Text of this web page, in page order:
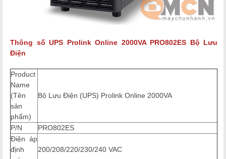
Thông số UPS Prolink Online 2000VA PRO802ES Bộ Lưu
Điện
Product
Name
(Tên
sản
phẩm)
Bộ Lưu Điện (UPS) Prolink Online 2000VA
P/N
PRO802ES
Điện áp
định
200/208/220/230/240 VAC